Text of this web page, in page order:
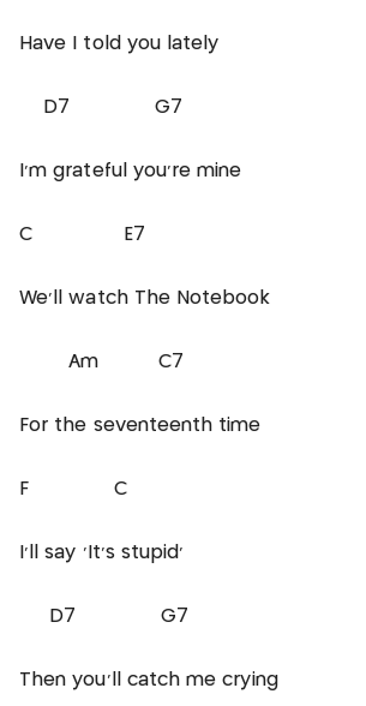
Have I told you lately
D7 G7
I'm grateful you're mine
C E7
We'll watch The Notebook
Am C7
For the seventeenth time
F C
I'll say 'It's stupid'
D7 G7
Then you'll catch me crying